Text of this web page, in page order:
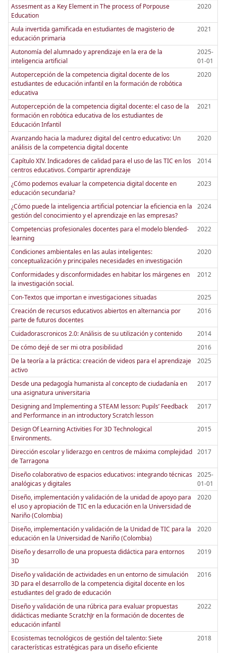
Assesment as a Key Element in The process of Porpouse
Education
2020
Aula invertida gamificada en estudiantes de magisterio de
educación primaria
2021
Autonomía del alumnado y aprendizaje en la era de la
inteligencia artificial
2025-
01-01
Autopercepción de la competencia digital docente de los
estudiantes de educación infantil en la formación de robótica
educativa
2020
Autopercepción de la competencia digital docente: el caso de la
formación en robótica educativa de los estudiantes de
Educación Infantil
2021
Avanzando hacia la madurez digital del centro educativo: Un
análisis de la competencia digital docente
2020
Capítulo XIV. Indicadores de calidad para el uso de las TIC en los
centros educativos. Compartir aprendizaje
2014
¿Cómo podemos evaluar la competencia digital docente en
educación secundaria?
2023
¿Cómo puede la inteligencia artificial potenciar la eficiencia en la
gestión del conocimiento y el aprendizaje en las empresas?
2024
Competencias profesionales docentes para el modelo blended-
learning
2022
Condiciones ambientales en las aulas inteligentes:
conceptualización y principales necesidades en investigación
2020
Conformidades y disconformidades en habitar los márgenes en
la investigación social.
2012
Con-Textos que importan e investigaciones situadas
2025
Creación de recursos educativos abiertos en alternancia por
parte de futuros docentes
2016
Cuidadorascronicos 2.0: Análisis de su utilización y contenido
2014
De cómo dejé de ser mi otra posibilidad
2016
De la teoría a la práctica: creación de videos para el aprendizaje
activo
2025
Desde una pedagogía humanista al concepto de ciudadanía en
una asignatura universitaria
2017
Designing and Implementing a STEAM lesson: Pupils’ Feedback
and Performance in an introductory Scratch lesson
2017
Design Of Learning Activities For 3D Technological
Environments.
2015
Dirección escolar y liderazgo en centros de máxima complejidad
de Tarragona
2017
Diseño colaborativo de espacios educativos: integrando técnicas
analógicas y digitales
2025-
01-01
Diseño, implementación y validación de la unidad de apoyo para
el uso y apropiación de TIC en la educación en la Universidad de
Nariño (Colombia)
2020
Diseño, implementación y validación de la Unidad de TIC para la
educación en la Universidad de Nariño (Colombia)
2020
Diseño y desarrollo de una propuesta didáctica para entornos
3D
2019
Diseño y validación de actividades en un entorno de simulación
3D para el desarrollo de la competencia digital docente en los
estudiantes del grado de educación
2016
Diseño y validación de una rúbrica para evaluar propuestas
didácticas mediante ScratchJr en la formación de docentes de
educación infantil
2022
Ecosistemas tecnológicos de gestión del talento: Siete
características estratégicas para un diseño eficiente
2018